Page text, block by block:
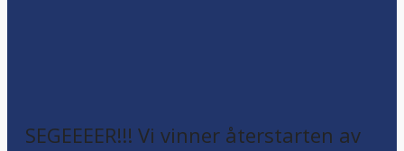
SEGEEEER!!! Vi vinner återstarten av